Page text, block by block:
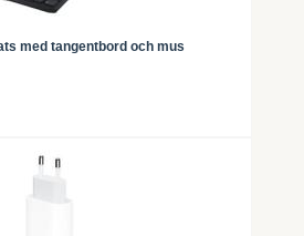
med tangentbord och mus